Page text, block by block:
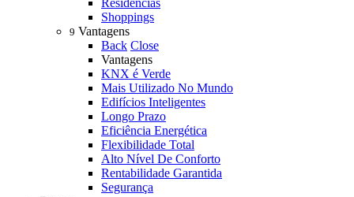
Residências
Shoppings
9 Vantagens
Back Close
Vantagens
KNX é Verde
Mais Utilizado No Mundo
Edifícios Inteligentes
Longo Prazo
Eficiência Energética
Flexibilidade Total
Alto Nível De Conforto
Rentabilidade Garantida
Segurança